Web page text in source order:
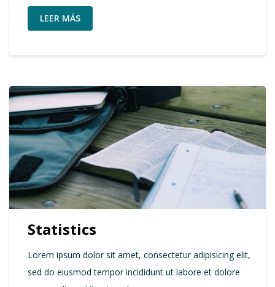
LEER MÁS
Statistics
Lorem ipsum dolor sit amet, consectetur adipisicing elit,
sed do eiusmod tempor incididunt ut labore et dolore